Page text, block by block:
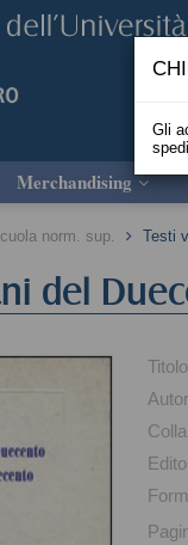
Merchandising
norm. sup. Testi
del
Titolo
Gli